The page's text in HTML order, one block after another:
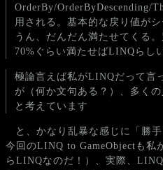
OrderBy/OrderByDescending/
用される。基本的な戻り値が
うん、だんだん満たせてくる
70%ぐらい満たせばLINQらし
極論言えば私がLINQだって言
が（何か文句ある？）、多く
と考えています
と、かなり乱暴な感じに「勝
今回のLINQ to GameObjectも私
らLINQなのだ！）、実際、